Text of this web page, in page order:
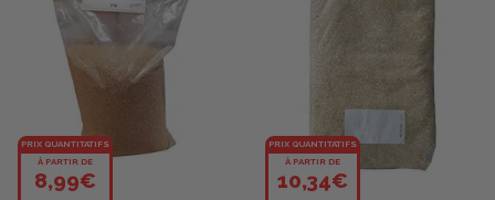
PRIX QUANTITATIFS
À PARTIR DE
8,99€
PRIX QUANTITATIFS
À PARTIR DE
10,34€